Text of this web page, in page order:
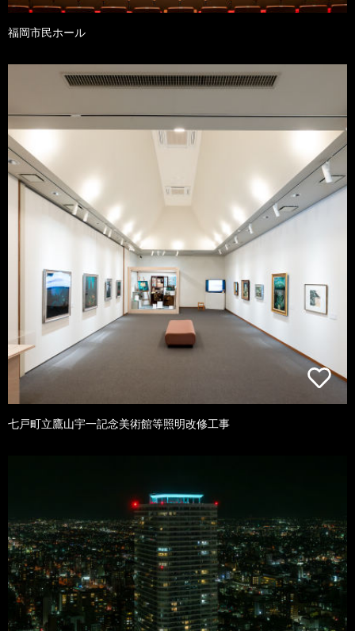
福岡市民ホール
七戸町立鷹山宇一記念美術館等照明改修工事